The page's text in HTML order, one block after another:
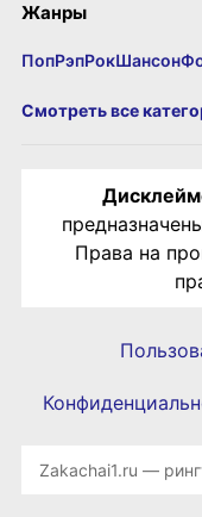
Жанры
ПопРэпРокШансон
Смотреть все
Права на
Zakachai1.ru —